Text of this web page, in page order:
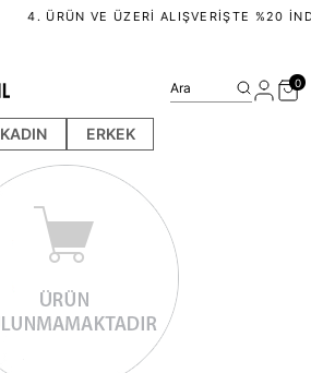
4. ÜRÜN VE ÜZERI ALIŞVERIŞTE %20
KADIN ERKEK
Ara 0